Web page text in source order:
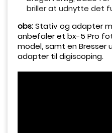
briller at udnytte det
obs:Stativ og adapter
anbefaler et bx-5 Pro
model, samt en Bresser
adapter til digiscoping.